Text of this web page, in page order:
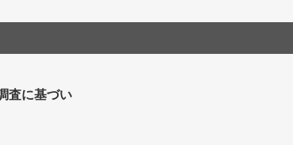
査に基づい